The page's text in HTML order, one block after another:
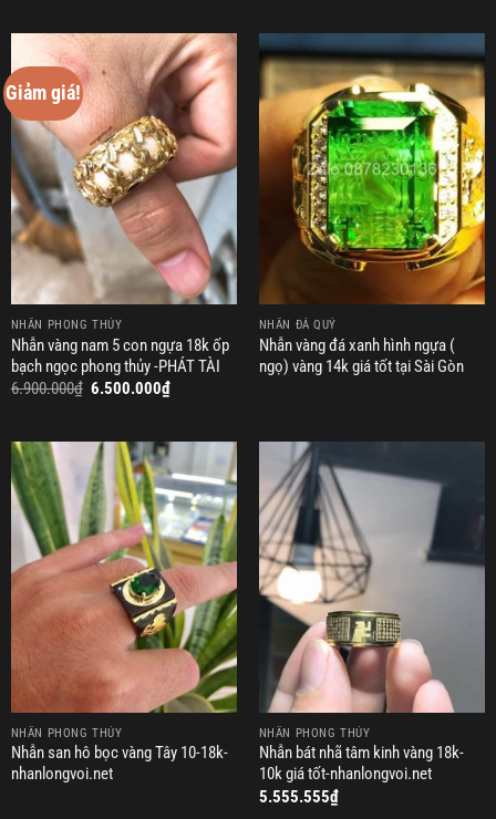
Giảm giá!
NHẪN PHONG THỦY
Nhẫn vàng nam 5 con ngựa 18k ốp
bạch ngọc phong thủy -PHÁT TÀI
6.900.000₫ Giá
6.500.000₫Giá
6.500.000₫.
NHẪN ĐÁ QUÝ
Nhẫn vàng đá xanh hình ngựa (
ngọ) vàng 14k giá tốt tại Sài Gòn
NHẪN PHONG THỦY
Nhẫn san hô bọc vàng Tây 10-18k-
nhanlongvoi.net
NHẪN PHONG THỦY
Nhẫn bát nhã tâm kinh vàng 18k-
10k giá tốt-nhanlongvoi.net
5.555.555₫